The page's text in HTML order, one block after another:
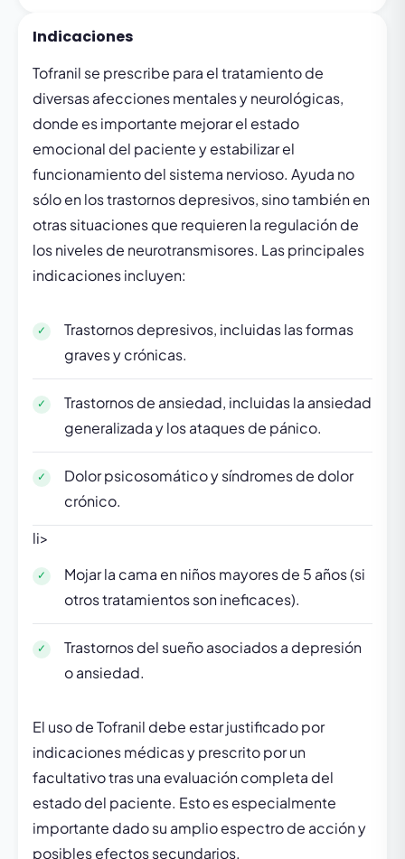
Indicaciones
Tofranil se prescribe para el tratamiento de
diversas afecciones mentales y neurológicas,
donde es importante mejorar el estado
emocional del paciente y estabilizar el
funcionamiento del sistema nervioso. Ayuda no
sólo en los trastornos depresivos, sino también en
otras situaciones que requieren la regulación de
los niveles de neurotransmisores. Las principales
indicaciones incluyen:
Trastornos depresivos, incluidas las formas
graves y crónicas.
Trastornos de ansiedad, incluidas la ansiedad
generalizada y los ataques de pánico.
Dolor psicosomático y síndromes de dolor
crónico.
li>
Mojar la cama en niños mayores de 5 años (si
otros tratamientos son ineficaces).
Trastornos del sueño asociados a depresión
o ansiedad.
El uso de Tofranil debe estar justificado por
indicaciones médicas y prescrito por un
facultativo tras una evaluación completa del
estado del paciente. Esto es especialmente
importante dado su amplio espectro de acción y
posibles efectos secundarios.